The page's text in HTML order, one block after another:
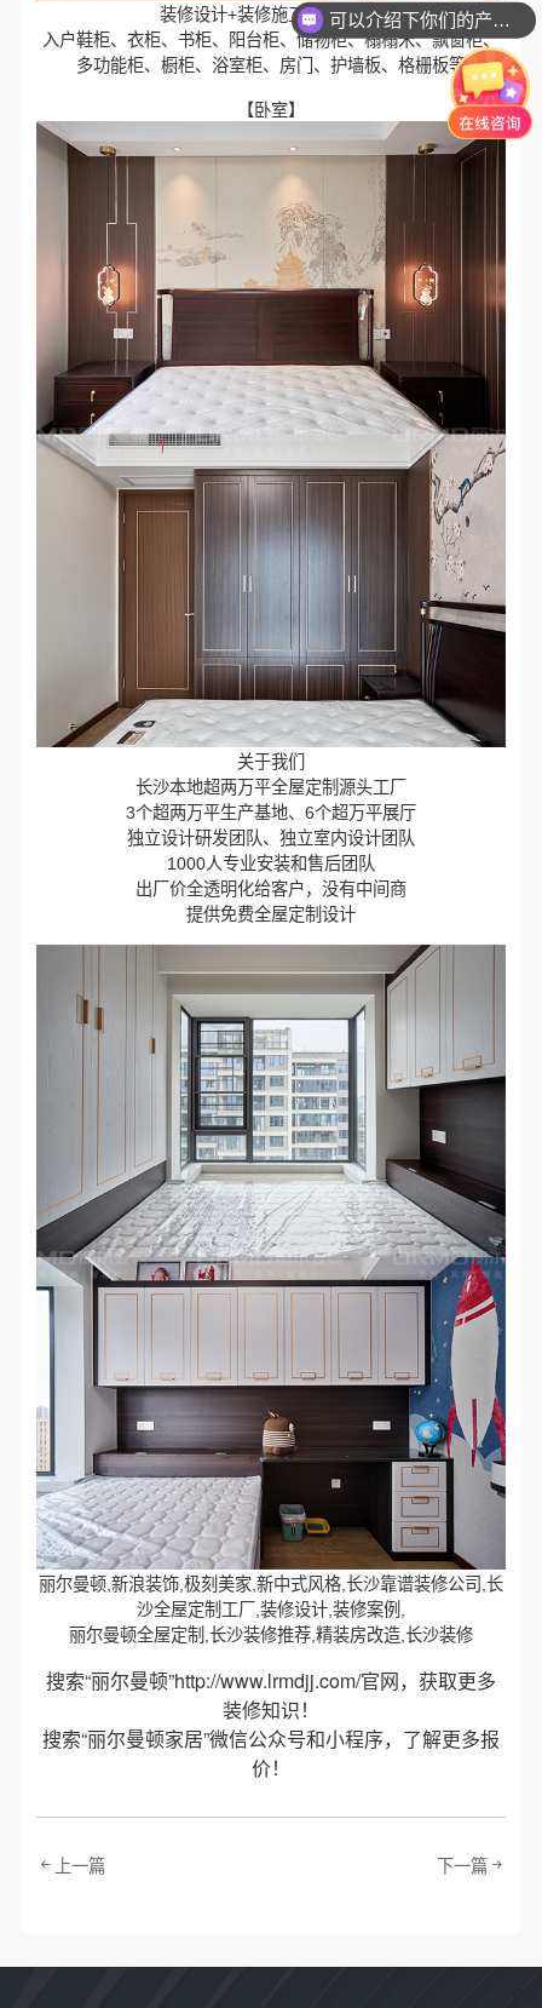
装修设计+装修施工+全屋定制
入户鞋柜、衣柜、书柜、阳台柜、储物柜、榻榻米、飘窗柜、
多功能柜、橱柜、浴室柜、房门、护墙板、格栅板等
【卧室】
关于我们
长沙本地超两万平全屋定制源头工厂
3个超两万平生产基地、6个超万平展厅
独立设计研发团队、独立室内设计团队
1000人专业安装和售后团队
出厂价全透明化给客户，没有中间商
提供免费全屋定制设计
丽尔曼顿,新浪装饰,极刻美家,新中式风格,长沙靠谱装修公司,长
沙全屋定制工厂,装修设计,装修案例,
丽尔曼顿全屋定制,长沙装修推荐,精装房改造,长沙装修
搜索“丽尔曼顿”http://www.lrmdjj.com/官网，获取更多
装修知识！
搜索“丽尔曼顿家居”微信公众号和小程序，了解更多报
价！
上一篇 下一篇
可以介绍下你们的产品么？